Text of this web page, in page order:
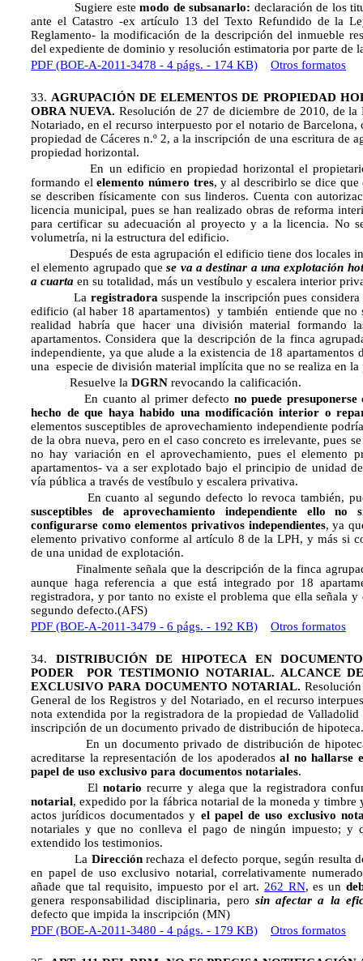
Sugiere estemodo de subsanarlo: declaración de los
ante el Catastro -ex artículo 13 del Texto Refundido de la
Reglamento- la modificación de la descripción del inmueble
del expediente de dominio y resolución estimatoria por parte de
PDF (BOE-A-2011-3478 - 4 págs. - 174 KB)
Otros formatos
33.AGRUPACIÓN DE ELEMENTOS DE PROPIEDAD
OBRA NUEVA. Resolución de 27 de diciembre de 2010, de
Notariado, en el recurso interpuesto por el notario de
propiedad de Cáceres n.º 2, a la inscripción de una escritura de
propiedad horizontal.
En un edificio en propiedad horizontal el propietario
formando elelemento número tres, y al describirlo se dice
se describen físicamente con sus linderos. Cuenta con
licencia municipal, pues se han realizado obras de reforma
para certificar su adecuación al proyecto y a la licencia. No
volumetría, ni la estructura del edificio.
Después de esta agrupación el edificio tiene dos locales
el elemento agrupado quese va a destinar a una explotación
a cuarta en su totalidad, más un vestíbulo y escalera interior
La registradorasuspende la inscripción pues
edificio (al haber 18 apartamentos) y también entiende que no
realidad habría que hacer una división material formando
apartamentos. Considera que la descripción de la finca
independiente, ya que alude a la existencia de 18 apartamentos
una especie de división material implícita que no se realiza en la
Resuelve la DGRN revocando la calificación.
En cuanto al primer defecto no puede
hecho de que haya habido una modificación interior o
elementos susceptibles de aprovechamiento independiente
de la obra nueva, pero en el caso concreto es irrelevante, pues
no hay variación en el aprovechamiento, pues el elemento
apartamentos- va a ser explotado bajo el principio de unidad
vía pública a través de vestíbulo y escalera privativa.
En cuanto al segundo defecto lo revoca también,
susceptibles de aprovechamiento independiente ello no
configurarse como elementos privativos independientes, ya
elemento privativo conforme al artículo 8 de la LPH, y más si
de una unidad de explotación.
Finalmente señala que la descripción de la finca
aunque haga referencia a que está integrado por 18
registradora, y por tanto no existe el problema que ella señala
segundo defecto.(AFS)
PDF (BOE-A-2011-3479 - 6 págs. - 192 KB)
Otros formatos
34. DISTRIBUCIÓN DE HIPOTECA EN
PODER POR TESTIMONIO NOTARIAL. ALCANCE
EXCLUSIVO PARA DOCUMENTO NOTARIAL.
General de los Registros y del Notariado, en el recurso
nota extendida por la registradora de la propiedad de
inscripción de un documento privado de distribución de hipoteca.
En un documento privado de distribución de hipoteca
acreditarse la representación de los apoderadosal no hallarse
papel de uso exclusivo para documentos notariales.
Elnotario recurre y alega que la registradora
notarial, expedido por la fábrica notarial de la moneda y
actos jurídicos documentados y  el papel de uso exclusivo
notariales y que no conlleva el pago de ningún impuesto; y
extendido los testimonios.
La Direcciónrechaza el defecto porque, según resulta
en papel de uso exclusivo notarial, correlativamente
añade que tal requisito, impuesto por el art. 262 RN, es un
genera responsabilidad disciplinaria, pero sin afectar a la
defecto que impida la inscripción (MN)
PDF (BOE-A-2011-3480 - 4 págs. - 179 KB)
Otros formatos